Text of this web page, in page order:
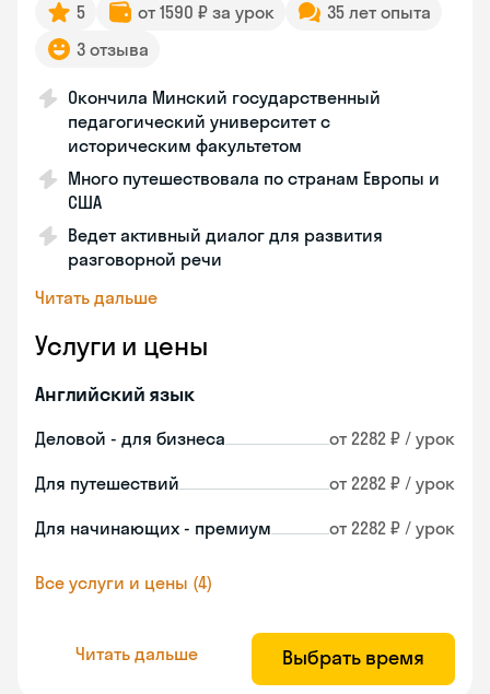
5 от 1590 ₽ за урок
35 лет опыта
3 отзыва
Окончила Минский государственный
педагогический университет с
историческим факультетом
Много путешествовала по странам Европы и
США
Ведет активный диалог для развития
разговорной речи
Читать дальше
Услуги и цены
Английский язык
Деловой - для бизнеса от 2282 ₽ / урок
Для путешествий от 2282 ₽ / урок
Для начинающих - премиум от 2282 ₽ / урок
Все услуги и цены (4)
Читать дальше Выбрать время